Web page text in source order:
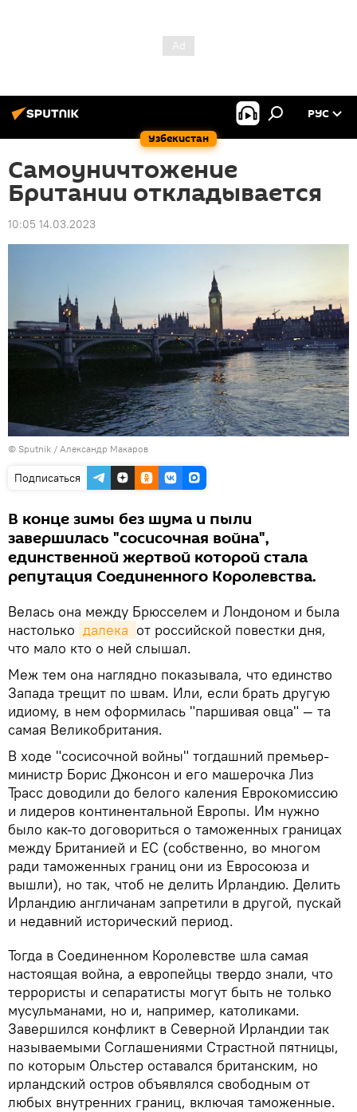
Узбекистан
РУС
Самоуничтожение
Британии откладывается
10:05 14.03.2023
© Sputnik / Александр Макаров
Подписаться
В конце зимы без шума и пыли
завершилась "сосисочная война",
единственной жертвой которой стала
репутация Соединенного Королевства.
Велась она между Брюсселем и Лондоном и была
настолько далека от российской повестки дня,
что мало кто о ней слышал.
Меж тем она наглядно показывала, что единство
Запада трещит по швам. Или, если брать другую
идиому, в нем оформилась "паршивая овца" — та
самая Великобритания.
В ходе "сосисочной войны" тогдашний премьер-
министр Борис Джонсон и его машерочка Лиз
Трасс доводили до белого каления Еврокомиссию
и лидеров континентальной Европы. Им нужно
было как-то договориться о таможенных границах
между Британией и ЕС (собственно, во многом
ради таможенных границ они из Евросоюза и
вышли), но так, чтоб не делить Ирландию. Делить
Ирландию англичанам запретили в другой, пускай
и недавний исторический период.
Тогда в Соединенном Королевстве шла самая
настоящая война, а европейцы твердо знали, что
террористы и сепаратисты могут быть не только
мусульманами, но и, например, католиками.
Завершился конфликт в Северной Ирландии так
называемыми Соглашениями Страстной пятницы,
по которым Ольстер оставался британским, но
ирландский остров объявлялся свободным от
любых внутренних границ, включая таможенные.